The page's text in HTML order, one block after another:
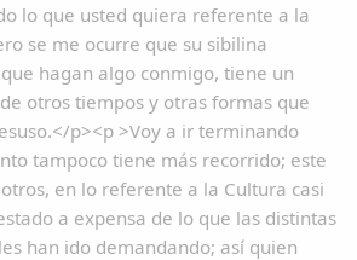
lo que usted quiera referente a la
se me ocurre que su sibilina
hagan algo conmigo, tiene un
otros tiempos y otras formas que
p><p >Voy a ir terminando
tampoco tiene más recorrido; este
en lo referente a la Cultura casi
a expensa de lo que las distintas
han ido demandando; así quien